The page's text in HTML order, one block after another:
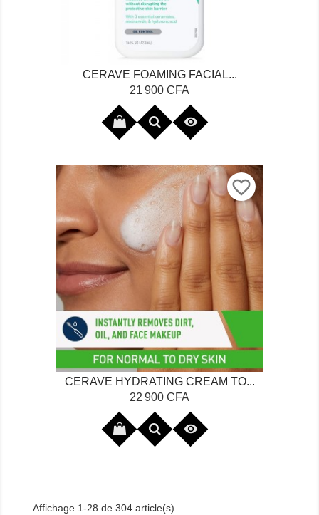
CERAVE FOAMING FACIAL...
Prix
21 900 CFA

favorite_border
CERAVE HYDRATING CREAM TO...
Prix
22 900 CFA

Affichage 1-28 de 304 article(s)